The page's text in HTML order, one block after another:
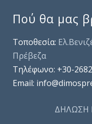
Πού θα μας
Τοποθεσία:
Πρέβεζα
Τηλέφωνo: +30-
Email:
ΔΗΛΩΣΗ